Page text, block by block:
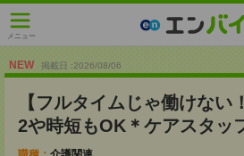
メニュー
NEW 掲載日 :2026/08/06
【フルタイムじゃ働けない
2や時短もOK＊ケアスタッ